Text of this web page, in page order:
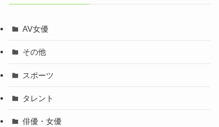
AV女優
その他
スポーツ
タレント
俳優・女優